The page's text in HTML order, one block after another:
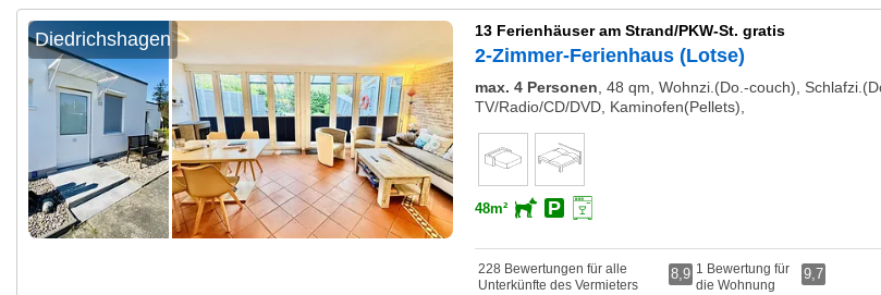
Diedrichshagen 13 Ferienhäuser am Strand/PKW-St. gratis
2-Zimmer-Ferienhaus (Lotse)
max. 4 Personen, 48 qm, Wohnzi.(Do.-couch),
TV/Radio/CD/DVD, Kaminofen(Pellets),
48m²
228 Bewertungen für alle
Unterkünfte des Vermieters
8,9 1 Bewertung für
die Wohnung
9,7